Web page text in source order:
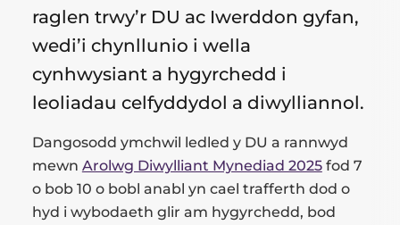
raglen trwy’r DU ac Iwerddon gyfan,
wedi’i chynllunio i wella
cynhwysiant a hygyrchedd i
leoliadau celfyddydol a diwylliannol.
Dangosodd ymchwil ledled y DU a rannwyd
mewn Arolwg Diwylliant Mynediad 2025fod 7
o bob 10 o bobl anabl yn cael trafferth dod o
hyd i wybodaeth glir am hygyrchedd, bod